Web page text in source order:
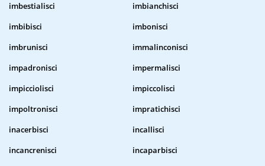
imbestialisci
imbianchisci
imbibisci
imbonisci
imbrunisci
immalinconisci
impadronisci
impermalisci
impicciolisci
impiccolisci
impoltronisci
impratichisci
inacerbisci
incallisci
incancrenisci
incaparbisci